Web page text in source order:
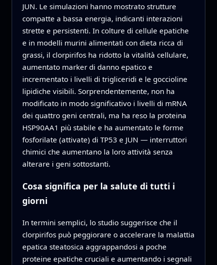
JUN. Le simulazioni hanno mostrato strutture
compatte a bassa energia, indicanti interazioni
strette e persistenti. In colture di cellule epatiche
e in modelli murini alimentati con dieta ricca di
grassi, il clorpirifos ha ridotto la vitalità cellulare,
aumentato marker di danno epatico e
incrementato i livelli di trigliceridi e le goccioline
lipidiche visibili. Sorprendentemente, non ha
modificato in modo significativo i livelli di mRNA
dei quattro geni centrali, ma ha reso la proteina
HSP90AA1 più stabile e ha aumentato le forme
fosforilate (attivate) di TP53 e JUN — interruttori
chimici che aumentano la loro attività senza
alterare i geni sottostanti.
Cosa significa per la salute di tutti i
giorni
In termini semplici, lo studio suggerisce che il
clorpirifos può peggiorare o accelerare la malattia
epatica steatosica aggrappandosi a poche
proteine epatiche cruciali e aumentando i segnali